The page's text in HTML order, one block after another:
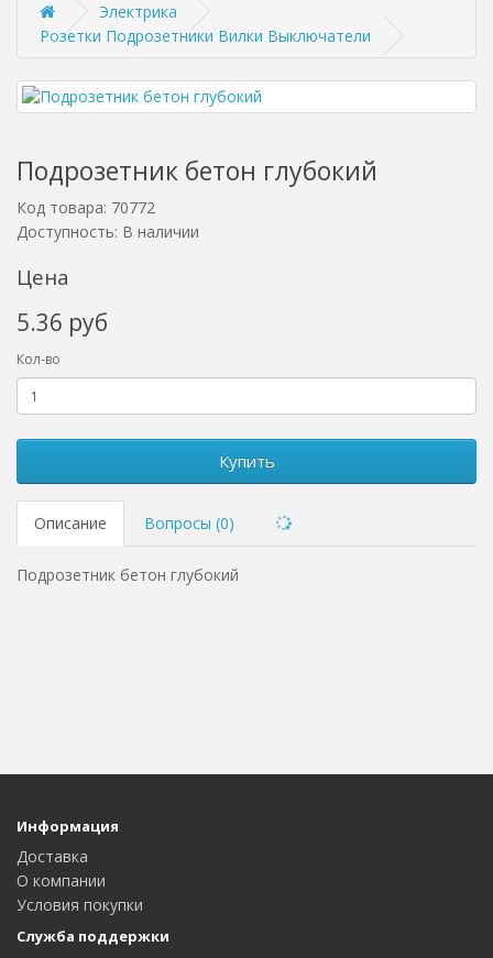
Электрика
Розетки Подрозетники Вилки Выключатели
Подрозетник бетон глубокий
Код товара: 70772
Доступность: В наличии
Цена
5.36 руб
Кол-во
Купить
Описание Вопросы (0)
Подрозетник бетон глубокий
Информация
Доставка
О компании
Условия покупки
Служба поддержки